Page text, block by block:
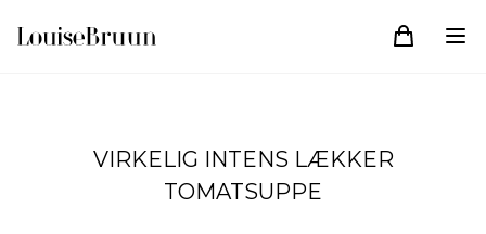
VIRKELIG INTENS LÆKKER
TOMATSUPPE